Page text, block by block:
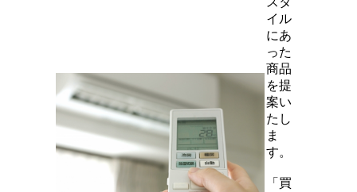
イル
にあ
った
商品
を提
案い
たし
ま
す。
「買